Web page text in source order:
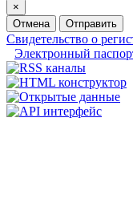
×
Отмена
Отправить
Свидетельство о
Электронный